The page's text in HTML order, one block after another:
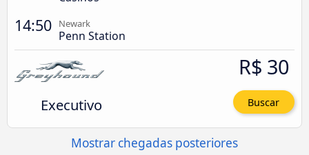
14:50 Newark
Penn Station
Executivo
R$ 30
Buscar
Mostrar chegadas posteriores